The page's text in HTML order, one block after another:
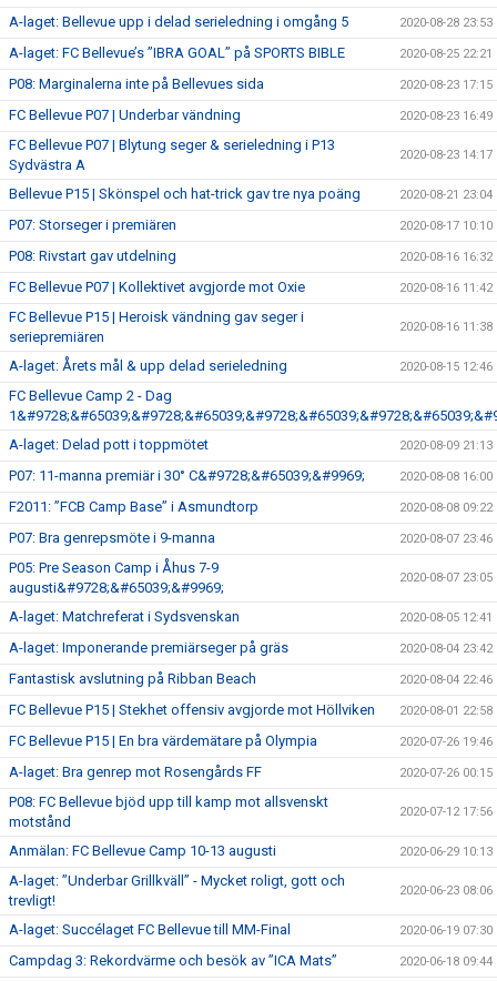
A-laget: Bellevue upp i delad serieledning i omgång 5 2020-08-28 23:53
A-laget: FC Bellevue’s ”IBRA GOAL” på SPORTS BIBLE 2020-08-25 22:21
P08: Marginalerna inte på Bellevues sida 2020-08-23 17:15
FC Bellevue P07 | Underbar vändning 2020-08-23 16:49
FC Bellevue P07 | Blytung seger & serieledning i P13
Sydvästra A
2020-08-23 14:17
Bellevue P15 | Skönspel och hat-trick gav tre nya poäng 2020-08-21 23:04
P07: Storseger i premiären 2020-08-17 10:10
P08: Rivstart gav utdelning 2020-08-16 16:32
FC Bellevue P07 | Kollektivet avgjorde mot Oxie 2020-08-16 11:42
FC Bellevue P15 | Heroisk vändning gav seger i
seriepremiären
2020-08-16 11:38
A-laget: Årets mål & upp delad serieledning 2020-08-15 12:46
FC Bellevue Camp 2 - Dag
A-laget: Delad pott i toppmötet
2020-08-09 21:13
P07: 11-manna premiär i 30° C&#9728;&#65039;&#9969; 2020-08-08 16:00
F2011: ”FCB Camp Base” i Asmundtorp 2020-08-08 09:22
P07: Bra genrepsmöte i 9-manna 2020-08-07 23:46
P05: Pre Season Camp i Åhus 7-9
augusti&#9728;&#65039;&#9969;
2020-08-07 23:05
A-laget: Matchreferat i Sydsvenskan 2020-08-05 12:41
A-laget: Imponerande premiärseger på gräs 2020-08-04 23:42
Fantastisk avslutning på Ribban Beach 2020-08-04 22:46
FC Bellevue P15 | Stekhet offensiv avgjorde mot Höllviken 2020-08-01 22:58
FC Bellevue P15 | En bra värdemätare på Olympia 2020-07-26 19:46
A-laget: Bra genrep mot Rosengårds FF 2020-07-26 00:15
P08: FC Bellevue bjöd upp till kamp mot allsvenskt
motstånd
2020-07-12 17:56
Anmälan: FC Bellevue Camp 10-13 augusti 2020-06-29 10:13
A-laget: ”Underbar Grillkväll” - Mycket roligt, gott och
trevligt!
2020-06-23 08:06
A-laget: Succélaget FC Bellevue till MM-Final 2020-06-19 07:30
Campdag 3: Rekordvärme och besök av ”ICA Mats” 2020-06-18 09:44